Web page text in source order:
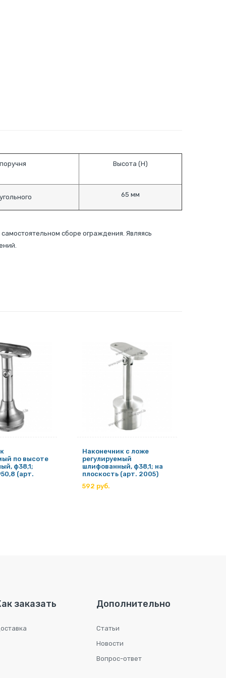
Высота (H)
65 мм
сборе ограждения. Являясь
по высоте
ф38,1;
(арт.
Наконечник с ложе
регулируемый
шлифованный, ф38,1; на
плоскость (арт. 2005)
592 руб.
заказать Дополнительно
Статьи
Новости
Вопрос-ответ